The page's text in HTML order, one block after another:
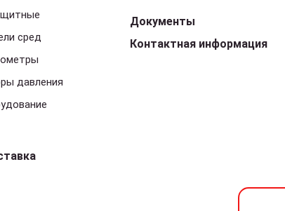
сред
давления
Документы
Контактная информация